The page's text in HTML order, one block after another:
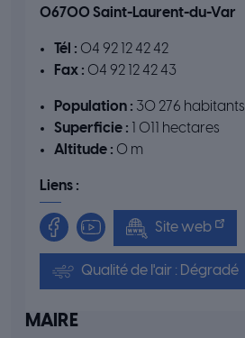
06700 Saint-Laurent-du-Var
Tél : 04 92 12 42 42
Fax : 04 92 12 42 43
Population : 30 276 habitants
Superficie : 1 011 hectares
Altitude : 0 m
Liens :
Site web
Qualité de l'air : Dégradé
MAIRE